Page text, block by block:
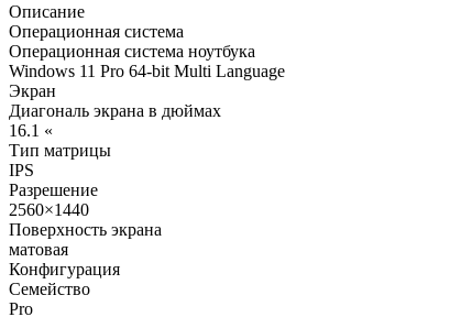
Описание
Операционная система
Операционная система ноутбука
Windows 11 Pro 64-bit Multi Language
Экран
Диагональ экрана в дюймах
16.1 «
Тип матрицы
IPS
Разрешение
2560×1440
Поверхность экрана
матовая
Конфигурация
Семейство
Pro